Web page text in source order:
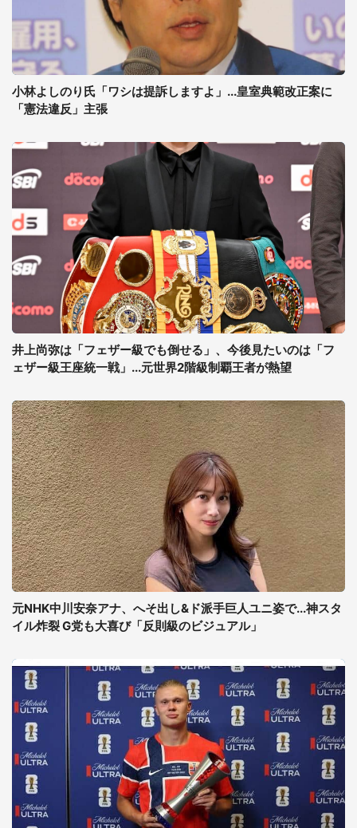
小林よしのり氏「ワシは提訴しますよ」...皇室典範改正案に
「憲法違反」主張
井上尚弥は「フェザー級でも倒せる」、今後見たいのは「フ
ェザー級王座統一戦」...元世界2階級制覇王者が熱望
元NHK中川安奈アナ、へそ出し&ド派手巨人ユニ姿で...神スタ
イル炸裂 G党も大喜び「反則級のビジュアル」